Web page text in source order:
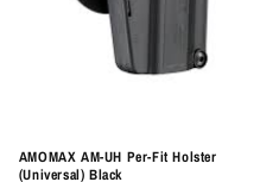
AMOMAX AM-UH Per-Fit Holster
(Universal) Black